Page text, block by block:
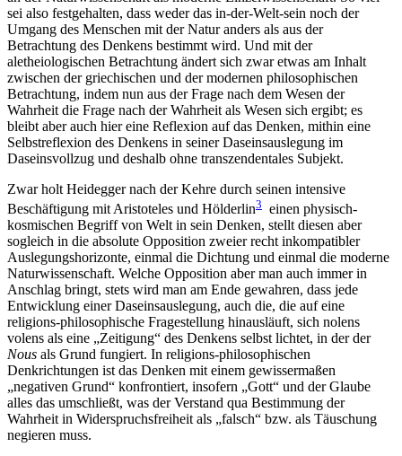
sei also festgehalten, dass weder das in-der-Welt-sein noch der
Umgang des Menschen mit der Natur anders als aus der
Betrachtung des Denkens bestimmt wird. Und mit der
aletheiologischen Betrachtung ändert sich zwar etwas am Inhalt
zwischen der griechischen und der modernen philosophischen
Betrachtung, indem nun aus der Frage nach dem Wesen der
Wahrheit die Frage nach der Wahrheit als Wesen sich ergibt; es
bleibt aber auch hier eine Reflexion auf das Denken, mithin eine
Selbstreflexion des Denkens in seiner Daseinsauslegung im
Daseinsvollzug und deshalb ohne transzendentales Subjekt.
Zwar holt Heidegger nach der Kehre durch seinen intensive
Beschäftigung mit Aristoteles und Hölderlin3 einen physisch-
kosmischen Begriff von Welt in sein Denken, stellt diesen aber
sogleich in die absolute Opposition zweier recht inkompatibler
Auslegungshorizonte, einmal die Dichtung und einmal die moderne
Naturwissenschaft. Welche Opposition aber man auch immer in
Anschlag bringt, stets wird man am Ende gewahren, dass jede
Entwicklung einer Daseinsauslegung, auch die, die auf eine
religions-philosophische Fragestellung hinausläuft, sich nolens
volens als eine „Zeitigung“ des Denkens selbst lichtet, in der der
Nous als Grund fungiert. In religions-philosophischen
Denkrichtungen ist das Denken mit einem gewissermaßen
„negativen Grund“ konfrontiert, insofern „Gott“ und der Glaube
alles das umschließt, was der Verstand qua Bestimmung der
Wahrheit in Widerspruchsfreiheit als „falsch“ bzw. als Täuschung
negieren muss.